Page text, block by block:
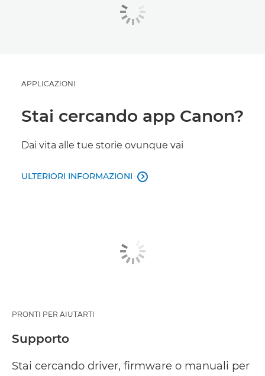
APPLICAZIONI
Stai cercando app Canon?
Dai vita alle tue storie ovunque vai
ULTERIORI INFORMAZIONI 
PRONTI PER AIUTARTI
Supporto
Stai cercando driver, firmware o manuali per